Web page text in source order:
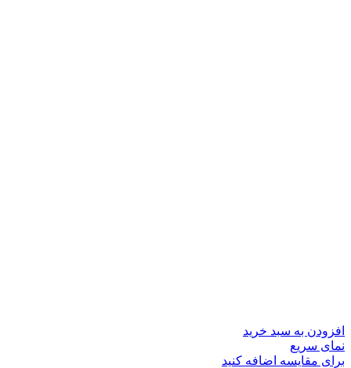
افزودن به سبد خرید
نمای سریع
برای مقایسه اضافه کنید